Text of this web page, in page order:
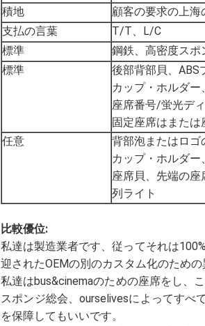
積地
顧客の要求の上海
支払の言葉
T/T、L/C
標準
鋼鉄、高密度スポ
標準
後部背部貝、ABS
カップ・ホルダ
座席番号/蛍光デ
固定座席はまたは
任意
背部泡またはロゴ
カップ・ホルダ
座席貝、先端の座
列ライト
比較優位:
私達は製造業者です、従ってそれは
迎されたOEMの別のカスタム化のため
私達はbus&cinemaのための座席をし、
スポンジ総会、ourselivesによってすべ
を保障してもいいです。